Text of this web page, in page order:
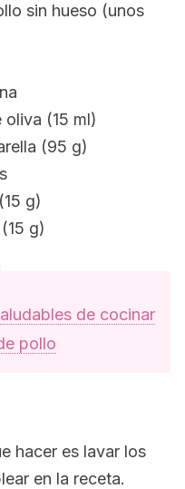
sin hueso (unos
oliva (15 ml)
(95 g)
g)
g)
de cocinar
pollo
hacer es lavar los
en la receta.